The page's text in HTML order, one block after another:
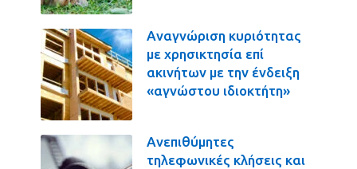
Αναγνώριση κυριότητας
με χρησικτησία επί
ακινήτων με την ένδειξη
«αγνώστου ιδιοκτήτη»
Ανεπιθύμητες
τηλεφωνικές κλήσεις και